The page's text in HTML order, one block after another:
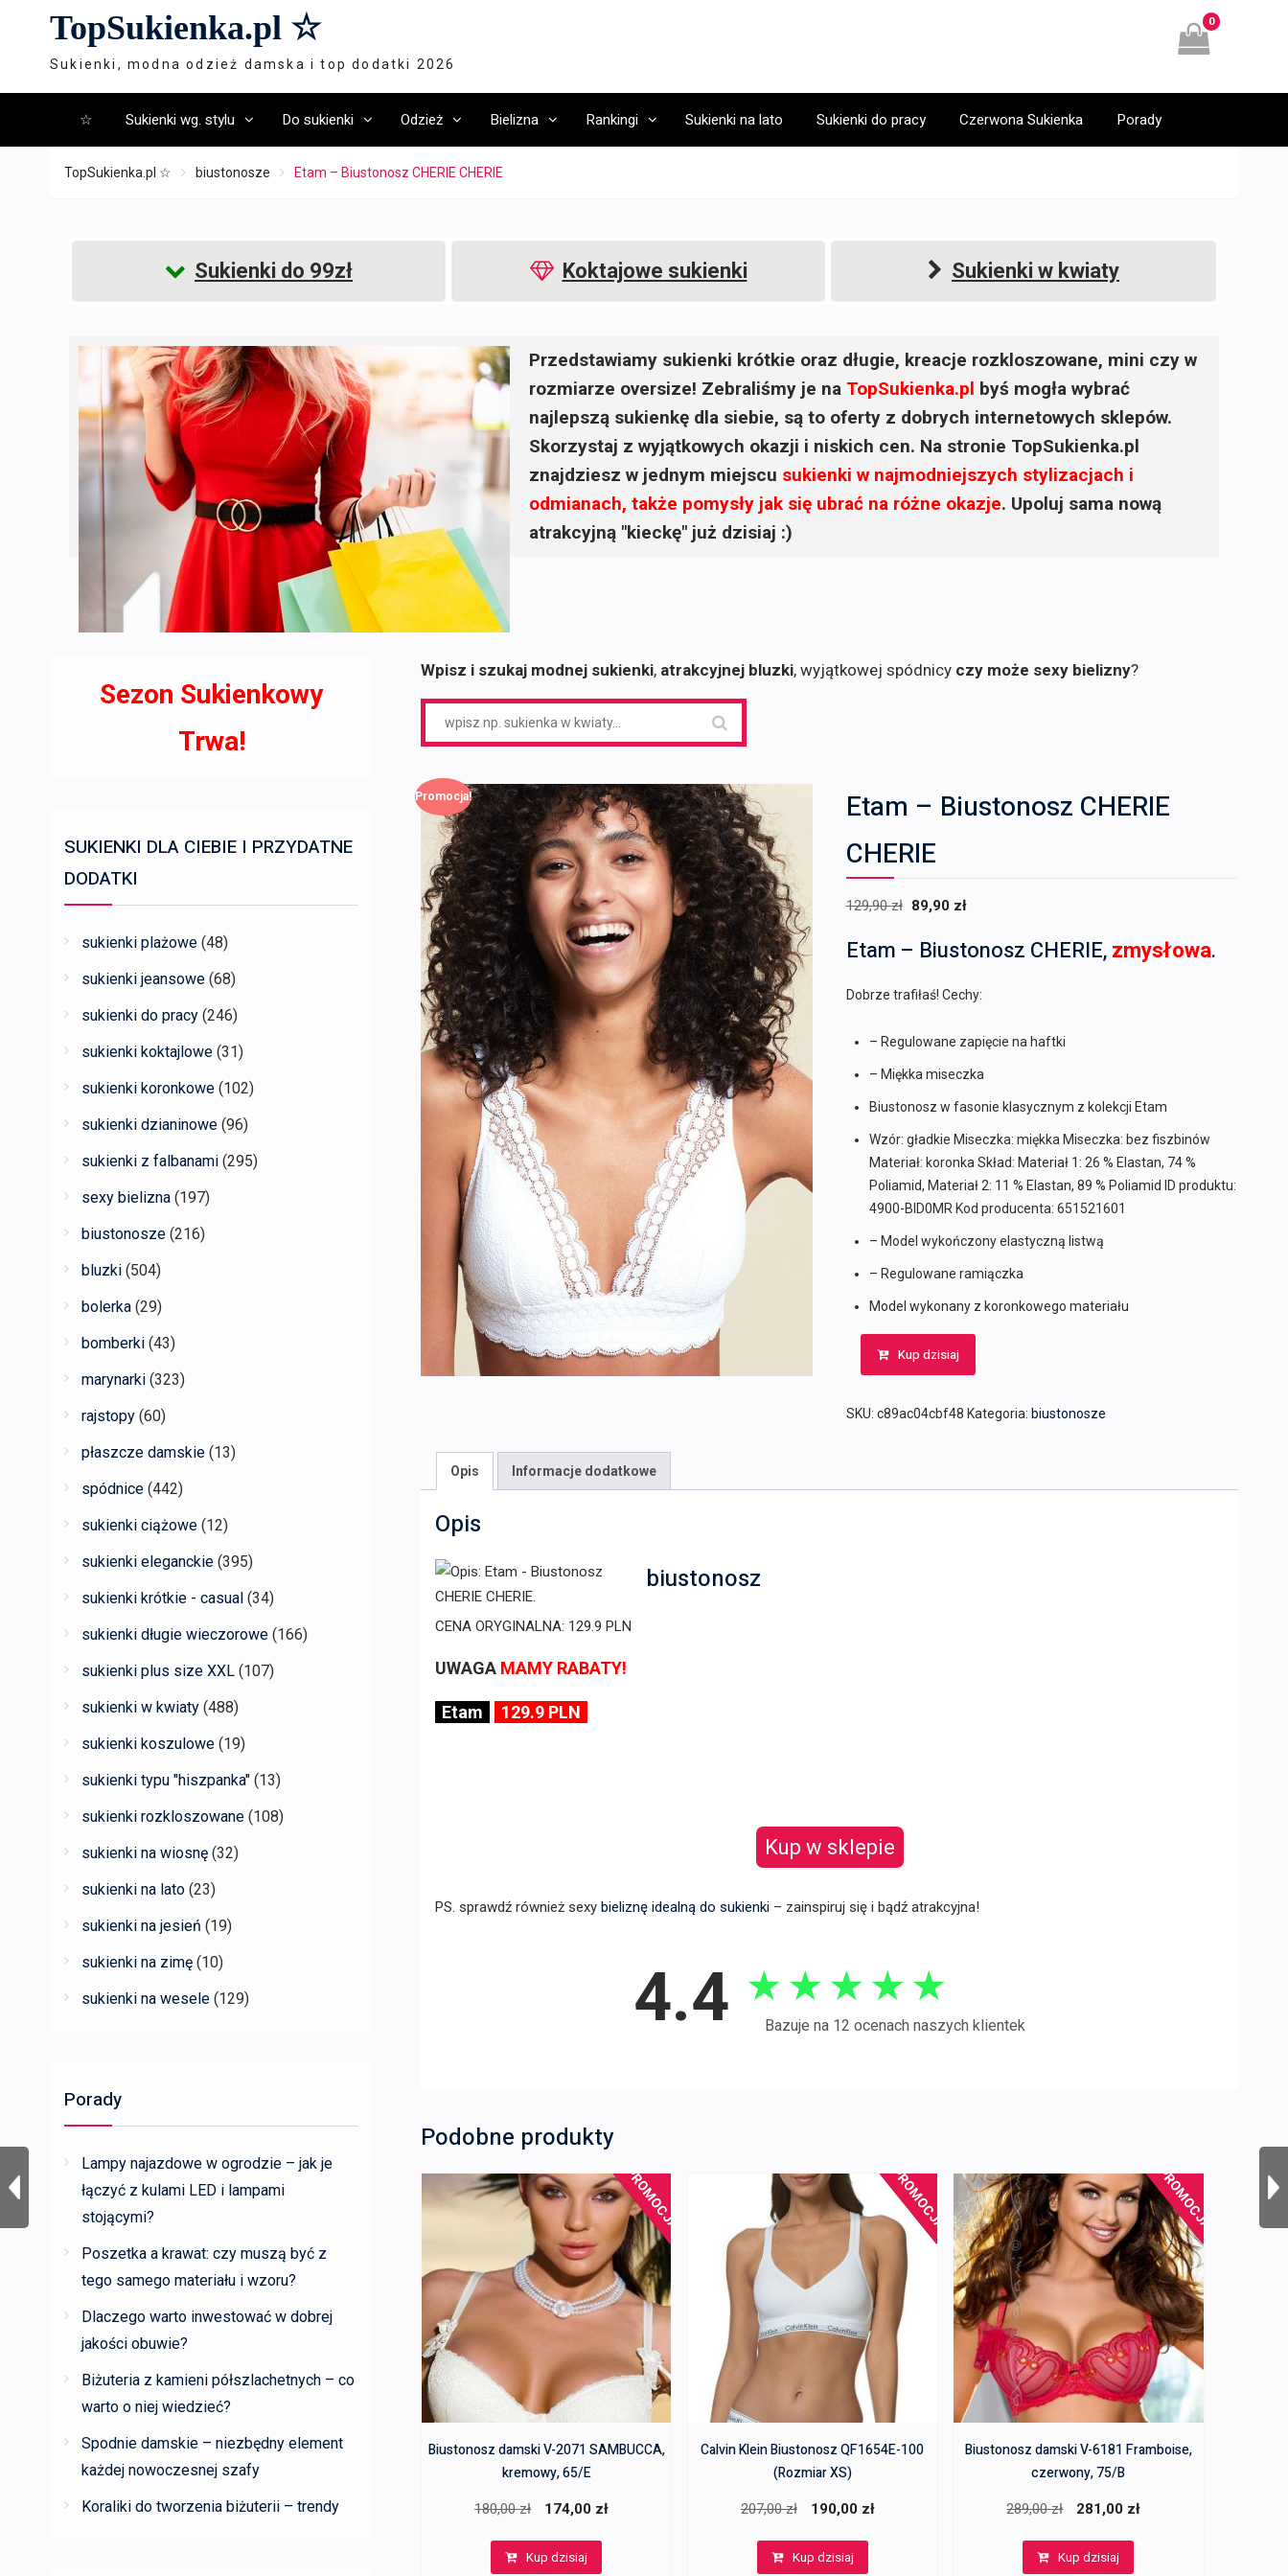
TopSukienka.pl ☆
Sukienki, modna odzież damska i top dodatki 2026
0
☆ Sukienki wg. stylu Do sukienki Odzież Bielizna Rankingi Sukienki na lato Sukienki do pracy Czerwona Sukienka Porady
TopSukienka.pl ☆ biustonosze Etam – Biustonosz CHERIE CHERIE
Sukienki do 99zł Koktajowe sukienki Sukienki w kwiaty
Przedstawiamy sukienki krótkie oraz długie, kreacje rozkloszowane, mini czy w
rozmiarze oversize! Zebraliśmy je na TopSukienka.pl byś mogła wybrać
najlepszą sukienkę dla siebie, są to oferty z dobrych internetowych sklepów.
Skorzystaj z wyjątkowych okazji i niskich cen. Na stronie TopSukienka.pl
znajdziesz w jednym miejscu sukienki w najmodniejszych stylizacjach i
odmianach, także pomysły jak się ubrać na różne okazje. Upoluj sama nową
atrakcyjną "kieckę" już dzisiaj :)
Wpisz i szukaj modnej sukienki, atrakcyjnej bluzki, wyjątkowej spódnicy czy może sexy bielizny?
Promocja!
Etam – Biustonosz CHERIE
CHERIE
129,90zł Pierwotna
wynosiła:
89,90 zł
wynosi:
Etam – Biustonosz CHERIE,zmysłowa.
Dobrze trafiłaś! Cechy:
– Regulowane zapięcie na haftki
– Miękka miseczka
Biustonosz w fasonie klasycznym z kolekcji Etam
Wzór: gładkie Miseczka: miękka Miseczka: bez fiszbinów
Materiał: koronka Skład: Materiał 1: 26 % Elastan, 74 %
Poliamid, Materiał 2: 11 % Elastan, 89 % Poliamid ID produktu:
4900-BID0MR Kod producenta: 651521601
– Model wykończony elastyczną listwą
– Regulowane ramiączka
Model wykonany z koronkowego materiału
Kup dzisiaj
SKU: c89ac04cbf48 Kategoria: biustonosze
Opis Informacje dodatkowe
Opis
biustonosz
CENA ORYGINALNA: 129.9 PLN
UWAGA MAMY RABATY!
Etam 129.9 PLN
Kup w sklepie
PS. sprawdź również sexy bieliznę idealną do sukienki – zainspiruj się i bądź atrakcyjna!
4.4 ★ ★ ★ ★ ★
Bazuje na 12 ocenach naszych klientek
Podobne produkty
PROMOCJA!
Biustonosz damski V-2071 SAMBUCCA,
kremowy, 65/E
180,00zł
Pierwotna
wynosiła:
174,00 zł
Kup dzisiaj
PROMOCJA!
Calvin Klein Biustonosz QF1654E-100
(Rozmiar XS)
207,00zł
Pierwotna
wynosiła:
190,00 zł
Kup dzisiaj
PROMOCJA!
Biustonosz damski V-6181 Framboise,
czerwony, 75/B
289,00zł
Pierwotna
wynosiła:
281,00 zł
Kup dzisiaj
Sezon Sukienkowy
Trwa!
SUKIENKI DLA CIEBIE I PRZYDATNE
DODATKI
sukienki plażowe (48)
sukienki jeansowe (68)
sukienki do pracy (246)
sukienki koktajlowe (31)
sukienki koronkowe (102)
sukienki dzianinowe (96)
sukienki z falbanami (295)
sexy bielizna (197)
biustonosze (216)
bluzki (504)
bolerka (29)
bomberki (43)
marynarki (323)
rajstopy (60)
płaszcze damskie (13)
spódnice (442)
sukienki ciążowe (12)
sukienki eleganckie (395)
sukienki krótkie - casual (34)
sukienki długie wieczorowe (166)
sukienki plus size XXL (107)
sukienki w kwiaty (488)
sukienki koszulowe (19)
sukienki typu "hiszpanka" (13)
sukienki rozkloszowane (108)
sukienki na wiosnę (32)
sukienki na lato (23)
sukienki na jesień (19)
sukienki na zimę (10)
sukienki na wesele (129)
Porady
Lampy najazdowe w ogrodzie – jak je
łączyć z kulami LED i lampami
stojącymi?
Poszetka a krawat: czy muszą być z
tego samego materiału i wzoru?
Dlaczego warto inwestować w dobrej
jakości obuwie?
Biżuteria z kamieni półszlachetnych – co
warto o niej wiedzieć?
Spodnie damskie – niezbędny element
każdej nowoczesnej szafy
Koraliki do tworzenia biżuterii – trendy